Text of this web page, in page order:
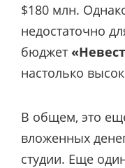
$180 млн.
недостаточно
бюджет
настолько
В общем, это
вложенных
студии. Еще